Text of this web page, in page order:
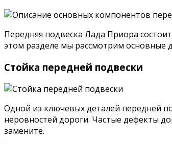
Передняя подвеска Лада Приора
этом разделе мы рассмотрим основные
Стойка передней подвески
Одной из ключевых деталей передней
неровностей дороги. Частые дефекты
замените.